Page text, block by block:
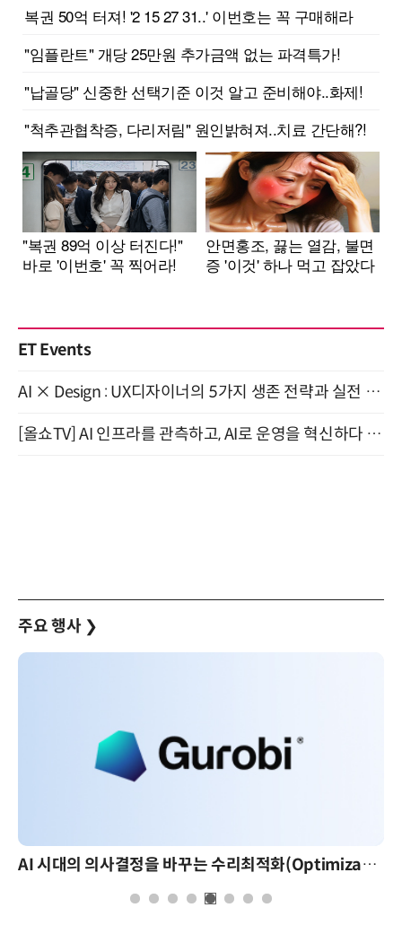
ET Events
AI × Design : UX디자이너의 5가지 생존 전략과 실전 대응 8월 28일 개최
[올쇼TV] AI 인프라를 관측하고, AI로 운영을 혁신하다 (8월 11일 생방송)
주요 행사 ❯
AI 시대의 의사결정을 바꾸는 수리최적화(Optimization): 실제 산업 적용 사례와 활용 전략